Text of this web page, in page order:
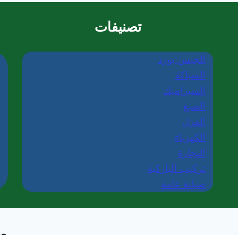
تصنيفات
الجبس بورد
السباكة
السيراميك
الصبغ
العزل
الكهرباء
النجارة
تركيب الباركية
صيانة عامة